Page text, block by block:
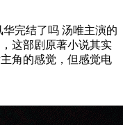
完结了吗 汤唯主演的
这部剧原著小说其实
角的感觉，但感觉电